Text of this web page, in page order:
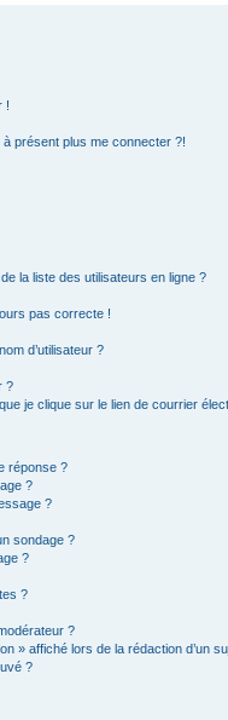
!
présent plus me connecter ?!
la liste des utilisateurs en ligne ?
pas correcte !
d’utilisateur ?
?
je clique sur le lien de courrier
réponse ?
?
?
sondage ?
?
?
?
» affiché lors de la rédaction d’un
?